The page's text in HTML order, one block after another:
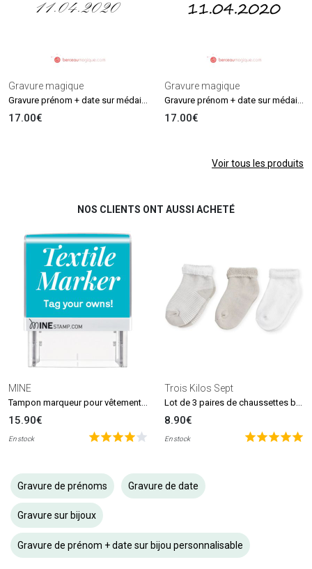
Gravure magique
17.00€
Gravure magique
17.00€
Voir tous les produits
NOS CLIENTS ONT AUSSI ACHETÉ
MINE
15.90€
En stock
Trois Kilos Sept
8.90€
En stock
Gravure de prénoms Gravure de date
Gravure sur bijoux
Gravure de prénom + date sur bijou personnalisable